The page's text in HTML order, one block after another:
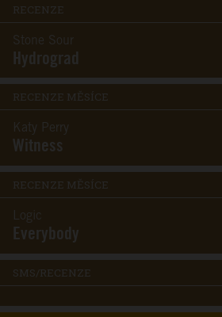
RECENZE
Stone Sour
Hydrograd
RECENZE MĚSÍCE
Katy Perry
Witness
RECENZE MĚSÍCE
Logic
Everybody
SMS/RECENZE